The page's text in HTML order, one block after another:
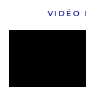
VIDÉO